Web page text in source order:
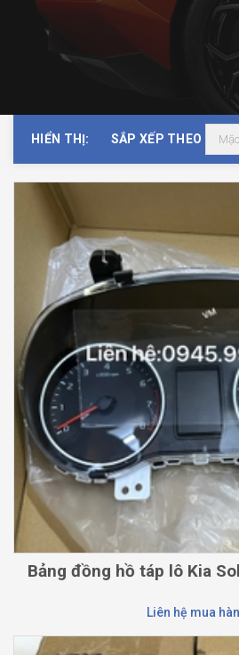
HIỂN THỊ: SẮP XẾP THEO
Bảng đồng hồ táp lô Kia
Liên hệ mua